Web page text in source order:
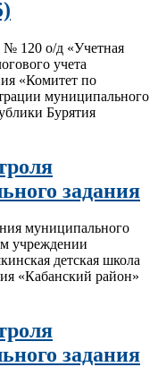
№ 120 о/д «Учетная
учета
«Комитет по
муниципального
Бурятия
задания
муниципального
учреждении
детская школа
«Кабанский район»
задания